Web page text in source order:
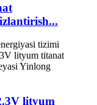
lityum